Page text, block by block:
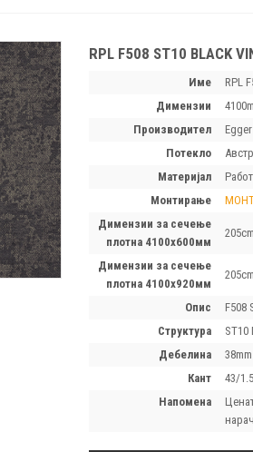
RPL F508 ST10 BLACK
Име
RPL
димензии
производител
Egger
потекло
материјал
монтирање
димензии за сечење
плотна 4100х600мм
димензии за сечење
плотна 4100х920мм
опис
F508
структура
ST10
дебелина
38mm
кант
43/1.5
напомена